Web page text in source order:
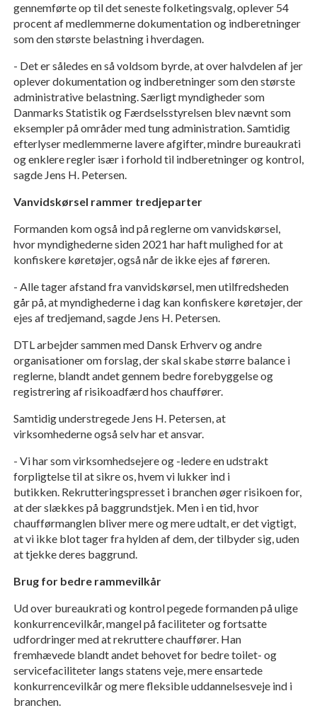
gennemførte op til det seneste folketingsvalg, oplever 54
procent af medlemmerne dokumentation og indberetninger
som den største belastning i hverdagen.
- Det er således en så voldsom byrde, at over halvdelen af jer
oplever dokumentation og indberetninger som den største
administrative belastning. Særligt myndigheder som
Danmarks Statistik og Færdselsstyrelsen blev nævnt som
eksempler på områder med tung administration. Samtidig
efterlyser medlemmerne lavere afgifter, mindre bureaukrati
og enklere regler især i forhold til indberetninger og kontrol,
sagde Jens H. Petersen.
Vanvidskørsel rammer tredjeparter
Formanden kom også ind på reglerne om vanvidskørsel,
hvor myndighederne siden 2021 har haft mulighed for at
konfiskere køretøjer, også når de ikke ejes af føreren.
- Alle tager afstand fra vanvidskørsel, men utilfredsheden
går på, at myndighederne i dag kan konfiskere køretøjer, der
ejes af tredjemand, sagde Jens H. Petersen.
DTL arbejder sammen med Dansk Erhverv og andre
organisationer om forslag, der skal skabe større balance i
reglerne, blandt andet gennem bedre forebyggelse og
registrering af risikoadfærd hos chauffører.
Samtidig understregede Jens H. Petersen, at
virksomhederne også selv har et ansvar.
- Vi har som virksomhedsejere og -ledere en udstrakt
forpligtelse til at sikre os, hvem vi lukker ind i
butikken. Rekrutteringspresset i branchen øger risikoen for,
at der slækkes på baggrundstjek. Men i en tid, hvor
chaufførmanglen bliver mere og mere udtalt, er det vigtigt,
at vi ikke blot tager fra hylden af dem, der tilbyder sig, uden
at tjekke deres baggrund.
Brug for bedre rammevilkår
Ud over bureaukrati og kontrol pegede formanden på ulige
konkurrencevilkår, mangel på faciliteter og fortsatte
udfordringer med at rekruttere chauffører. Han
fremhævede blandt andet behovet for bedre toilet- og
servicefaciliteter langs statens veje, mere ensartede
konkurrencevilkår og mere fleksible uddannelsesveje ind i
branchen.